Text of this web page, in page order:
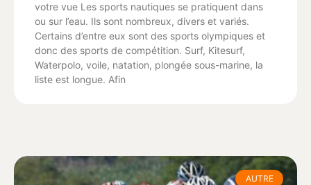
votre vue Les sports nautiques se pratiquent dans
ou sur l’eau. Ils sont nombreux, divers et variés.
Certains d’entre eux sont des sports olympiques et
donc des sports de compétition. Surf, Kitesurf,
Waterpolo, voile, natation, plongée sous-marine, la
liste est longue. Afin
AUTRE